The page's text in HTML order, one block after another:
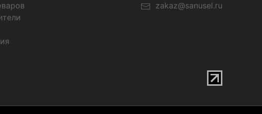
zakaz@sanusel.ru